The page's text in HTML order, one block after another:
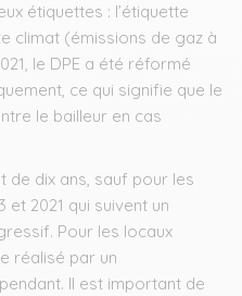
étiquettes : l’étiquette
climat (émissions de gaz à
le DPE a été réformé
ce qui signifie que le
le bailleur en cas
de dix ans, sauf pour les
2021 qui suivent un
Pour les locaux
réalisé par un
Il est important de